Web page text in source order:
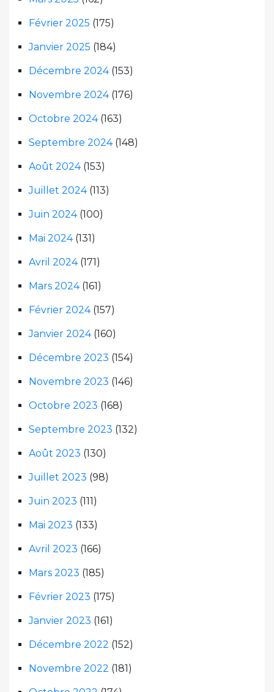
Février 2025 (175)
Janvier 2025 (184)
Décembre 2024(153)
Novembre 2024(176)
Octobre 2024(163)
Septembre 2024(148)
Août 2024(153)
Juillet 2024(113)
Juin 2024(100)
Mai 2024(131)
Avril 2024(171)
Mars 2024(161)
Février 2024(157)
Janvier 2024(160)
Décembre 2023 (154)
Novembre 2023 (146)
Octobre 2023 (168)
Septembre 2023 (132)
Août 2023 (130)
Juillet 2023 (98)
Juin 2023 (111)
Mai 2023 (133)
Avril 2023 (166)
Mars 2023 (185)
Février 2023 (175)
Janvier 2023 (161)
Décembre 2022 (152)
Novembre 2022 (181)